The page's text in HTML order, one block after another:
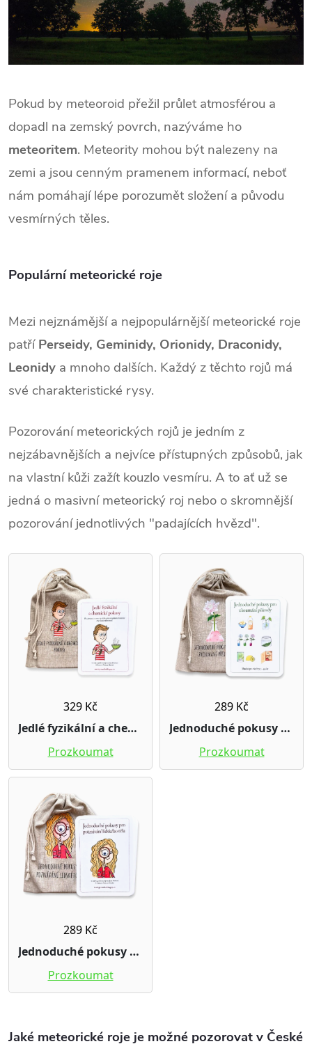
Pokud by meteoroid přežil průlet atmosférou a
dopadl na zemský povrch, nazýváme ho
meteoritem. Meteority mohou být nalezeny na
zemi a jsou cenným pramenem informací, neboť
nám pomáhají lépe porozumět složení a původu
vesmírných těles.
Populární meteorické roje
Mezi nejznámější a nejpopulárnější meteorické roje
patříPerseidy, Geminidy, Orionidy, Draconidy,
Leonidy a mnoho dalších. Každý z těchto rojů má
své charakteristické rysy.
Pozorování meteorických rojů je jedním z
nejzábavnějších a nejvíce přístupných způsobů, jak
na vlastní kůži zažít kouzlo vesmíru. A to ať už se
jedná o masivní meteorický roj nebo o skromnější
pozorování jednotlivých "padajících hvězd".
Jaké meteorické roje je možné pozorovat v České